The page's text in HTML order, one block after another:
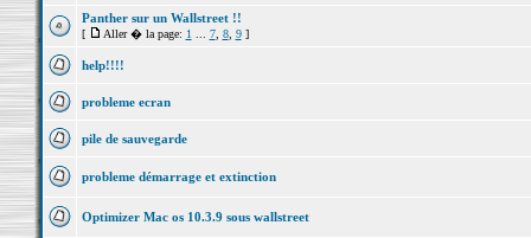
Panther sur un Wallstreet !!
[ Aller � la page: 1 7, 8, 9]
help!!!!
probleme ecran
pile de sauvegarde
probleme démarrage et extinction
Optimizer Mac os 10.3.9 sous wallstreet